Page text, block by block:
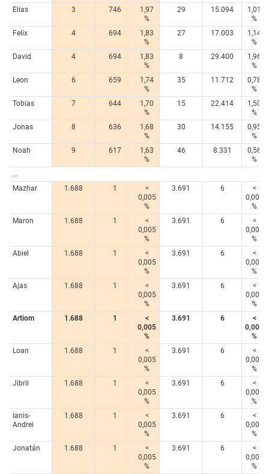
Elias
3 746
1,97
%
29 15.094
1,01
%
Felix
4 694
1,83
%
27 17.003
1,14
%
David
4 694
1,83
%
8 29.400
1,96
%
Leon
6 659
1,74
%
35 11.712
0,78
%
Tobias
7 644
1,70
%
15 22.414
1,50
%
Jonas
8 636
1,68
%
30 14.155
0,95
%
Noah
9 617
1,63
%
46 8.331
0,56
%
...
Mazhar
1.688 1
<
0,005
%
3.691 6
<
0,005
%
Maron
1.688 1
<
0,005
%
3.691 6
<
0,005
%
Abiel
1.688 1
<
0,005
%
3.691 6
<
0,005
%
Ajas
1.688 1
<
0,005
%
3.691 6
<
0,005
%
Artiom
1.688 1
<
0,005
%
3.691 6
<
0,005
%
Loan
1.688 1
<
0,005
%
3.691 6
<
0,005
%
Jibril
1.688 1
<
0,005
%
3.691 6
<
0,005
%
Ianis-
Andrei
1.688 1
<
0,005
%
3.691 6
<
0,005
%
Jonatán
1.688 1
<
0,005
%
3.691 6
<
0,005
%